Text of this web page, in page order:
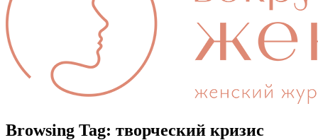
Browsing Tag: творческий кризис